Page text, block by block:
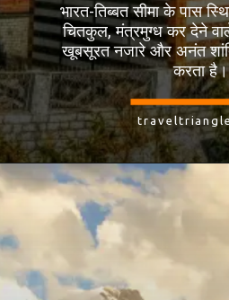
भारत-तिब्बत सीमा के पास
चितकुल, मंत्रमुग्ध कर देने
खूबसूरत नजारे और अनंत
करता है।